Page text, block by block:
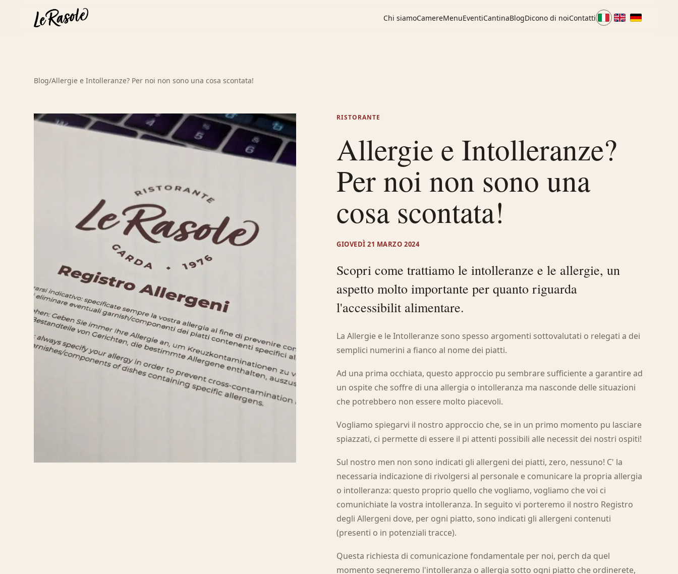
Chi siamoCamereMenuEventiCantinaBlogDicono di noiContatti
Blog/Allergie e Intolleranze? Per noi non sono una cosa scontata!
RISTORANTE
Allergie e Intolleranze?
Per noi non sono una
cosa scontata!
GIOVEDÌ 21 MARZO 2024
Scopri come trattiamo le intolleranze e le allergie, un
aspetto molto importante per quanto riguarda
l'accessibilit alimentare.
La Allergie e le Intolleranze sono spesso argomenti sottovalutati o relegati a dei
semplici numerini a fianco al nome dei piatti.
Ad una prima occhiata, questo approccio pu sembrare sufficiente a garantire ad
un ospite che soffre di una allergia o intolleranza ma nasconde delle situazioni
che potrebbero non essere molto piacevoli.
Vogliamo spiegarvi il nostro approccio che, se in un primo momento pu lasciare
spiazzati, ci permette di essere il pi attenti possibili alle necessit dei nostri ospiti!
Sul nostro men non sono indicati gli allergeni dei piatti, zero, nessuno! C' la
necessaria indicazione di rivolgersi al personale e comunicare la propria allergia
o intolleranza: questo proprio quello che vogliamo, vogliamo che voi ci
comunichiate la vostra intolleranza. In seguito vi porteremo il nostro Registro
degli Allergeni dove, per ogni piatto, sono indicati gli allergeni contenuti
(presenti o in potenziali tracce).
Questa richiesta di comunicazione fondamentale per noi, perch da quel
momento segneremo l'intolleranza o allergia sotto ogni piatto che ordinerete,